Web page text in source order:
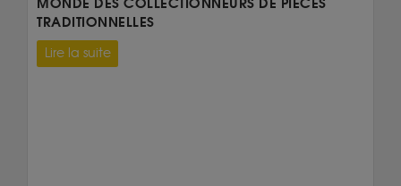
TRADITIONNELLES
Lire la suite